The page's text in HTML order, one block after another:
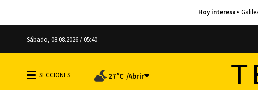
Sábado, 08.08.2026 / 05:40
27°C